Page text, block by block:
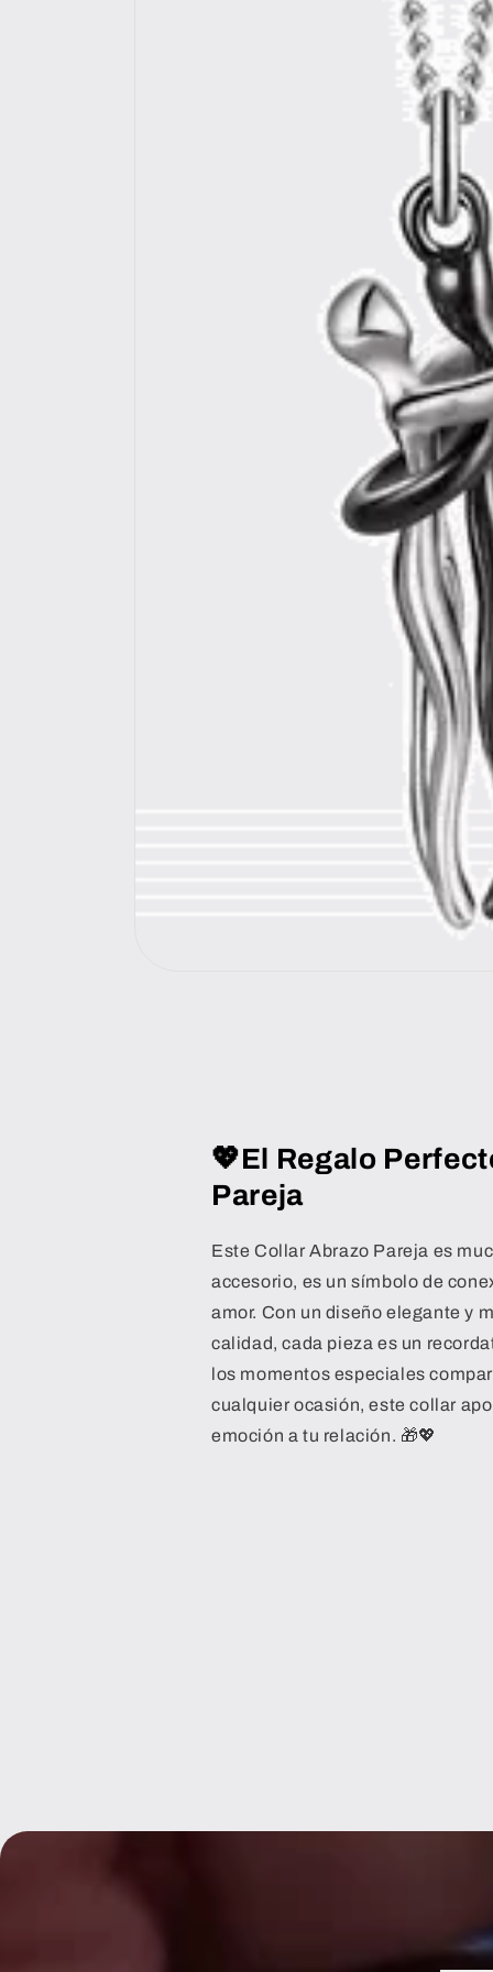
💖El Regalo
Pareja
Este Collar Abrazo Pareja es
accesorio, es un símbolo de
amor. Con un diseño elegante y
calidad, cada pieza es un
los momentos especiales
cualquier ocasión, este collar
emoción a tu relación. 🎁💖